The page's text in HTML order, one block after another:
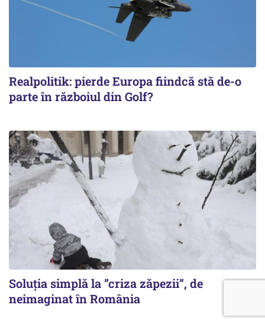
Realpolitik: pierde Europa fiindcă stă de-o
parte în războiul din Golf?
Soluția simplă la ”criza zăpezii”, de
neimaginat în România